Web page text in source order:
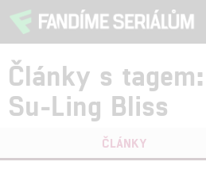
Články s
Su-Ling Bliss
ČLÁNKY